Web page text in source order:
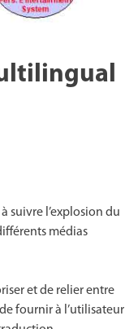
suivre l’explosion du
médias
et de relier entre
fournir à l’utilisateur